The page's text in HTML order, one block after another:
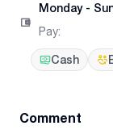
Monday-
Pay:
Cash
Comment